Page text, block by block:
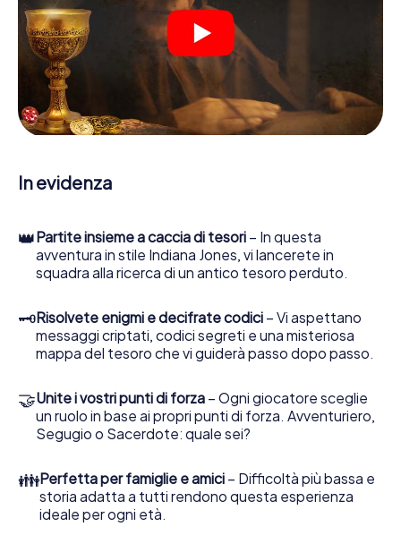
Una volta assegnati i ruoli, può iniziare la caccia al tesoro
del thriller poliziesco a Ludwigsfelde: puoi decifrare
codici crittografati, risolvere complicati compiti logici e
cercare indizi, indizi in vari luoghi della città. Il suo
smartphone è il suo strumento di indagine più importante:
la nostra app web sviluppata appositamente le consente
di interrogare le persone di contatto ed esaminare
stringhe enigmatiche, la aiuta a raccogliere oggetti e la
Nel corso della caccia al tesoro a Ludwigsfelde, lei e il suo
tesoro è a pochi passi di distanza.
In evidenza
👑Partite insieme a caccia di tesori – In questa
avventura in stile Indiana Jones, vi lancerete in
squadra alla ricerca di un antico tesoro perduto.
🗝Risolvete enigmi e decifrate codici – Vi aspettano
messaggi criptati, codici segreti e una misteriosa
mappa del tesoro che vi guiderà passo dopo passo.
🤝Unite i vostri punti di forza – Ogni giocatore sceglie
un ruolo in base ai propri punti di forza. Avventuriero,
Segugio o Sacerdote: quale sei?
👪Perfetta per famiglie e amici – Difficoltà più bassa e
storia adatta a tutti rendono questa esperienza
ideale per ogni età.